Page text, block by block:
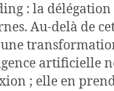
: la délégation
Au-delà de
artificielle
; elle en